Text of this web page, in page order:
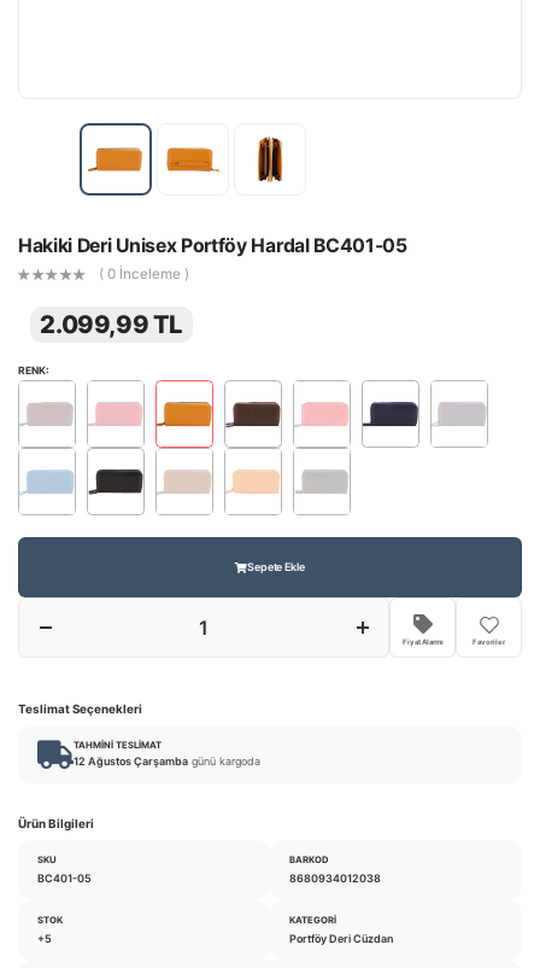
Hakiki Deri Unisex Portföy Hardal BC401-05
( 0 İnceleme )
2.099,99 TL
RENK:
Sepete Ekle
Fiyat Alarmı Favoriler
Teslimat Seçenekleri
TAHMINI TESLIMAT
12 Ağustos Çarşamba günü kargoda
Ürün Bilgileri
SKU
BC401-05
BARKOD
8680934012038
STOK
+5
KATEGORI
Portföy Deri Cüzdan